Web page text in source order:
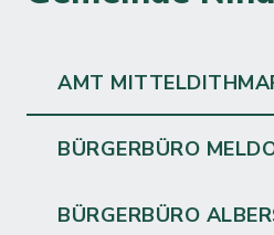
AMT
BÜRGERBÜRO
BÜRGERBÜRO